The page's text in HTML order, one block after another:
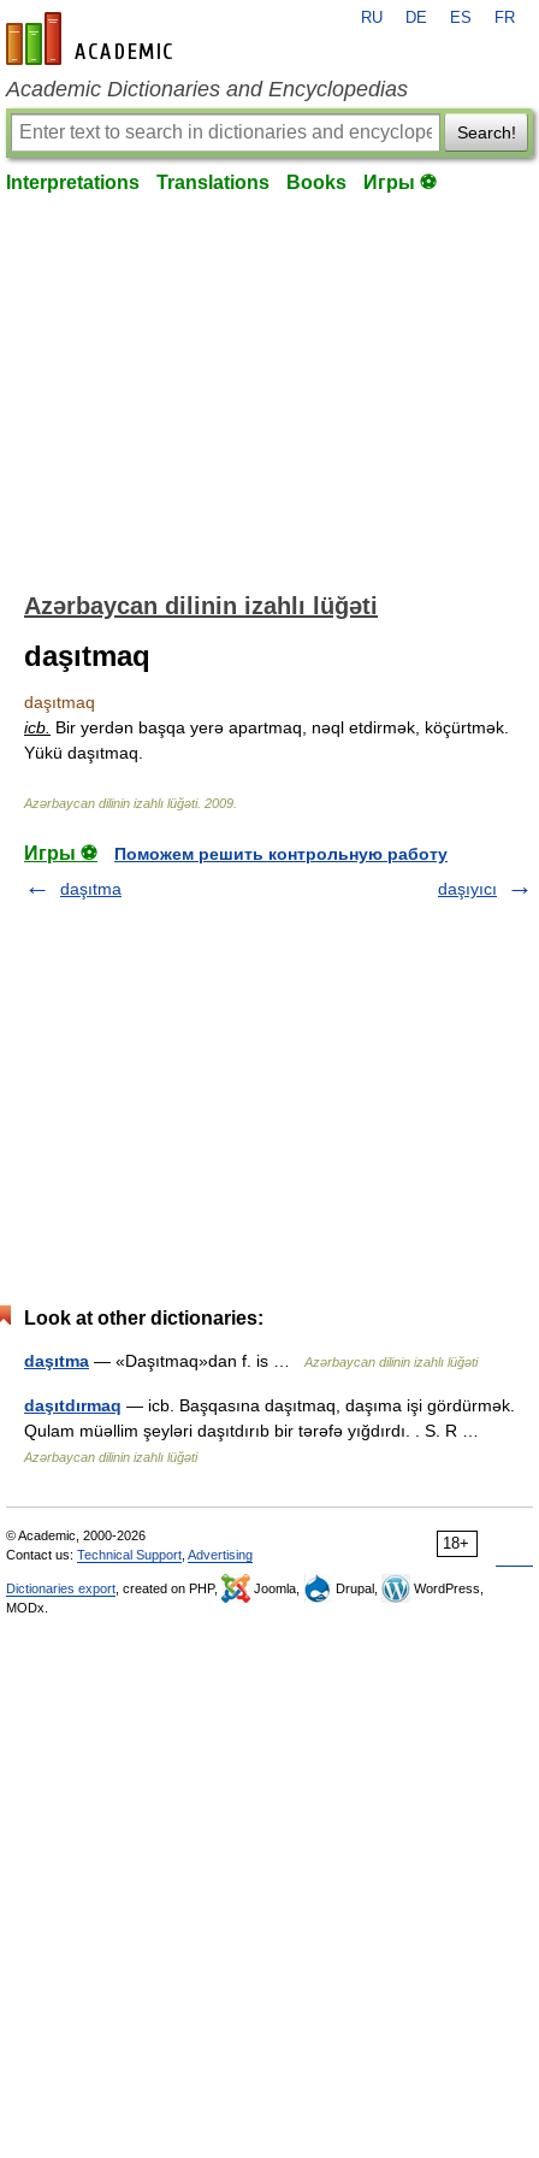
en-academic.com
RU DE ES FR
Academic Dictionaries and Encyclopedias
Search!
Interpretations Translations Books Игры ⚽
Azərbaycan dilinin izahlı lüğəti
daşıtmaq
daşıtmaq
icb. Bir yerdən başqa yerə apartmaq, nəql etdirmək, köçürtmək.
Yükü daşıtmaq.
Azərbaycan dilinin izahlı lüğəti. 2009
Игры ⚽
Поможем решить контрольную работу
daşıtma
daşıyıcı
Look at other dictionaries:
daşıtma — «Daşıtmaq»dan f. is … Azərbaycan dilinin izahlı lüğəti
daşıtdırmaq — icb. Başqasına daşıtmaq, daşıma işi gördürmək.
Qulam müəllim şeyləri daşıtdırıb bir tərəfə yığdırdı. . S. R …
Azərbaycan dilinin izahlı lüğəti
18+
© Academic, 2000-2026
Contact us: Technical Support Advertising
Dictionaries export , created on PHP, Joomla, Drupal,
WordPress,
MODx.